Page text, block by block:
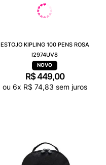
ESTOJO KIPLING 100 PENS ROSA
I2974UV8
R$449,00
ou 6x R$ 74,83 sem juros